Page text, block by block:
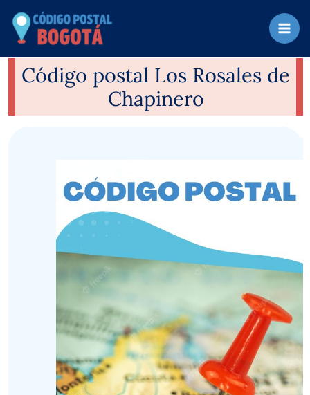
contenido
Código postal Los Rosales de
Chapinero